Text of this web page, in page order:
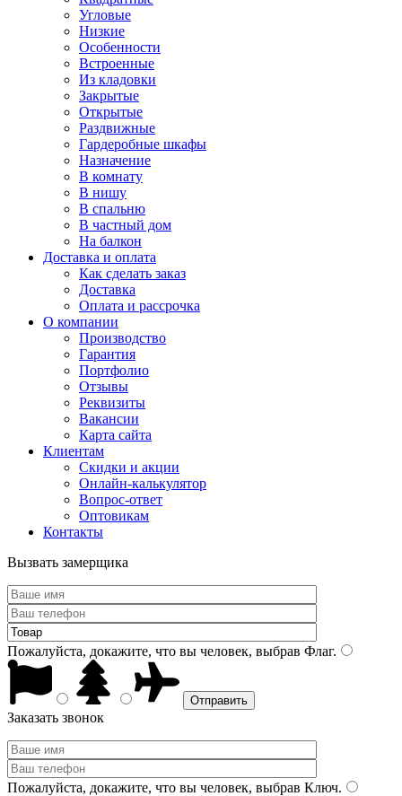
Угловые
Низкие
Особенности
Встроенные
Из кладовки
Закрытые
Открытые
Раздвижные
Гардеробные шкафы
Назначение
В комнату
В нишу
В спальню
В частный дом
На балкон
Доставка и оплата
Как сделать заказ
Доставка
Оплата и рассрочка
О компании
Производство
Гарантия
Портфолио
Отзывы
Реквизиты
Вакансии
Карта сайта
Клиентам
Скидки и акции
Онлайн-калькулятор
Вопрос-ответ
Оптовикам
Контакты
Вызвать замерщика
Пожалуйста, докажите, что вы человек, выбрав Флаг.
Заказать звонок
Пожалуйста, докажите, что вы человек, выбрав Ключ.